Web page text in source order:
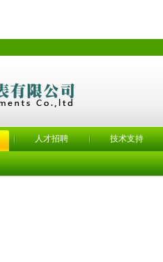
人才招聘 技术支持